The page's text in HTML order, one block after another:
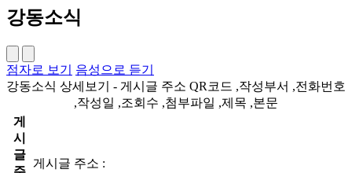
강동소식
점자로 보기
음성으로 듣기
강동소식 상세보기 - 게시글 주소 QR코드 ,작성부서 ,전화번호
,작성일 ,조회수 ,첨부파일 ,제목 ,본문
게
시
글
게시글 주소 :